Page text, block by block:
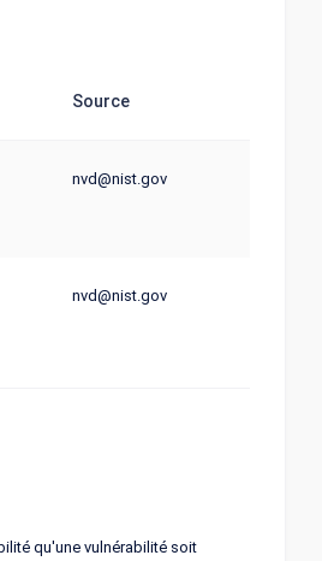
Source
nvd@nist.gov
nvd@nist.gov
qu'une vulnérabilité soit